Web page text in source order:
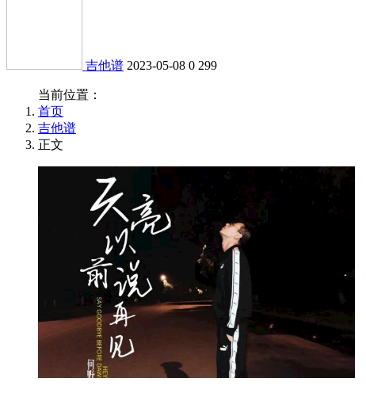
吉他谱 2023-05-08 0 299
当前位置：
首页
吉他谱
正文